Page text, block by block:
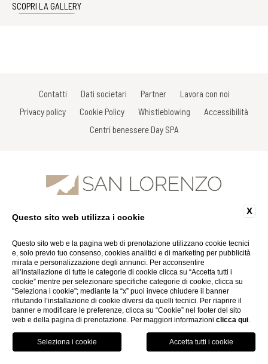
SCOPRI LA GALLERY
Contatti Dati societari Partner
Lavora con noi
Privacy policy
Cookie Policy Whistleblowing
Accessibilità
Centri benessere Day SPA
Via Gracco del Secco, 111 - 53034 Colle di Val D'Elsa - Siena - Italy
Fax: +39 0577 926863
Email:info@spasanlorenzo.it
P.Iva 01116290527
Website by Blastness
PRENOTA
X
Questo sito web utilizza i cookie
Questo sito web e la pagina web di prenotazione utilizzano cookie tecnici
e, solo previo tuo consenso, cookies analitici e di marketing per pubblicità
mirata e personalizzazione degli annunci. Per acconsentire
all’installazione di tutte le categorie di cookie clicca su “Accetta tutti i
cookie” mentre per selezionare specifiche categorie di cookie, clicca su
"Seleziona i cookie"; mediante la “x” puoi invece chiudere il banner
rifiutando l’installazione di cookie diversi da quelli tecnici. Per riaprire il
banner e modificare le preferenze, clicca su “Cookie” nel footer del sito
web e della pagina di prenotazione. Per maggiori informazioni clicca qui